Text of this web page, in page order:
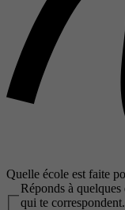
Quelle école est faite
Réponds à
qui te correspondent.